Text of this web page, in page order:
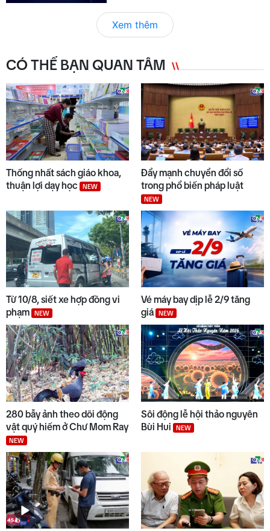
Xem thêm
CÓ THỂ BẠN QUAN TÂM
Thống nhất sách giáo khoa,
thuận lợi dạy học
NEW
Đẩy mạnh chuyển đổi số
trong phổ biến pháp luật
NEW
Từ 10/8, siết xe hợp đồng vi
phạm
NEW
Vé máy bay dịp lễ 2/9 tăng
giá
NEW
280 bẫy ảnh theo dõi động
vật quý hiếm ở Chư Mom Ray
NEW
Sôi động lễ hội thảo nguyên
Bùi Hui
NEW